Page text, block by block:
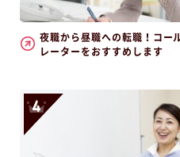
夜職から昼職への転職！コー
レーターをおすすめします